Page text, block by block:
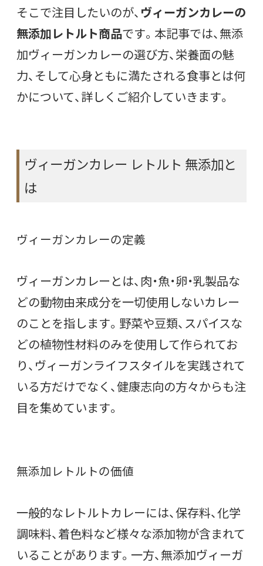
そこで注目したいのが、 ヴィーガンカレーの
無添加レトルト商品です。本記事では、無添
加ヴィーガンカレーの選び方、栄養面の魅
力、そして心身ともに満たされる食事とは何
かについて、詳しくご紹介していきます。
ヴィーガンカレー レトルト 無添加と
は
ヴィーガンカレーの定義
ヴィーガンカレーとは、肉・魚・卵・乳製品な
どの動物由来成分を一切使用しないカレー
のことを指します。野菜や豆類、スパイスな
どの植物性材料のみを使用して作られてお
り、ヴィーガンライフスタイルを実践されて
いる方だけでなく、健康志向の方々からも注
目を集めています。
無添加レトルトの価値
一般的なレトルトカレーには、保存料、化学
調味料、着色料など様々な添加物が含まれて
いることがあります。一方、無添加ヴィーガ